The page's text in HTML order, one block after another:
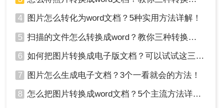
4 图片怎么转化为word文档？5种实用方法详解！
5 扫描的文件怎么转换成word？教你三种转换方法！
6 如何把图片转换成电子版文档？可以试试这三个方法！
7 图片怎么生成电子文档？3个一看就会的方法！
8 怎么把图片转换成word文档？5个主流方法详解！